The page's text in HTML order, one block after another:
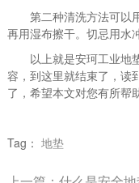
第二种清洗方法可以用
再用湿布擦干。切忌用水
以上就是安珂工业地垫
容，到这里就结束了，读
了，希望本文对您有所帮
Tag： 地垫